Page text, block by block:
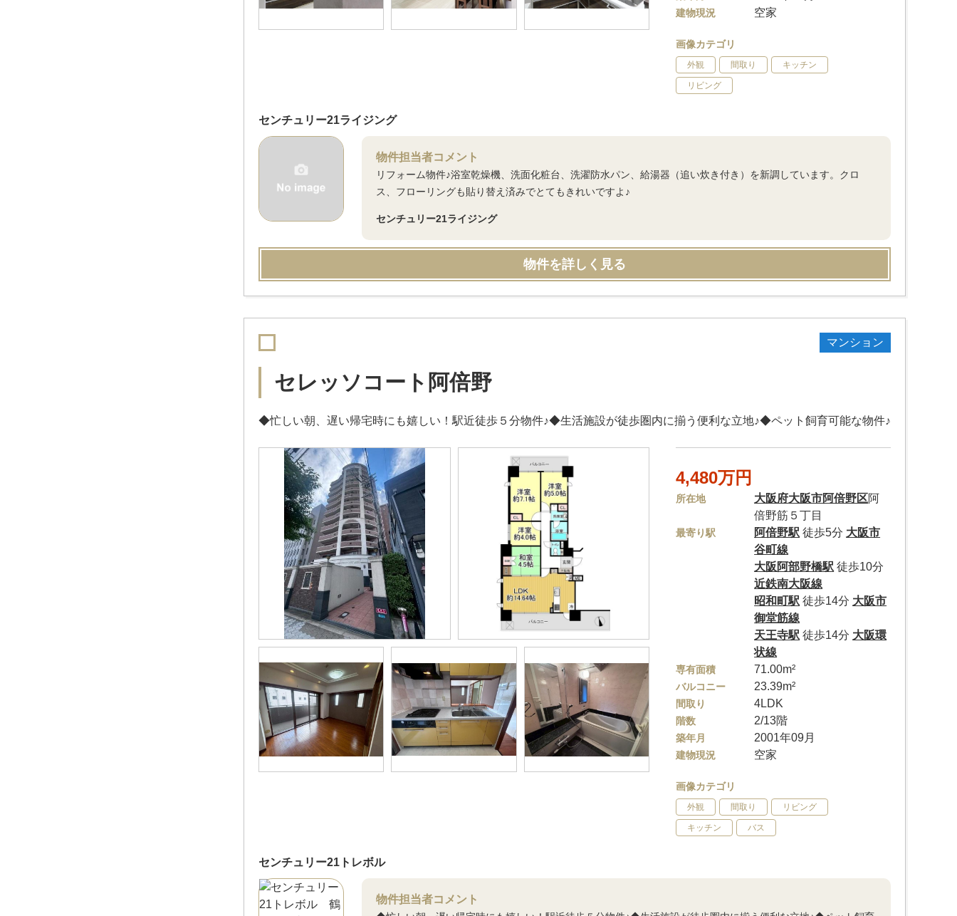
建物現況 空家
画像カテゴリ
外観 間取り キッチン
リビング
センチュリー21ライジング
物件担当者コメント
リフォーム物件♪浴室乾燥機、洗面化粧台、洗濯防水パン、給湯器（追い炊き付き）を新調しています。クロ
ス、フローリングも貼り替え済みでとてもきれいですよ♪
センチュリー21ライジング
物件を詳しく見る
マンション
セレッソコート阿倍野
◆忙しい朝、遅い帰宅時にも嬉しい！駅近徒歩５分物件♪◆生活施設が徒歩圏内に揃う便利な立地♪◆ペット飼育可能な物件♪
4,480万円
所在地 大阪府大阪市阿倍野区阿
倍野筋５丁目
最寄り駅 阿倍野駅 徒歩5分 大阪市
谷町線
大阪阿部野橋駅 徒歩10分
近鉄南大阪線
昭和町駅 徒歩14分 大阪市
御堂筋線
天王寺駅 徒歩14分 大阪環
状線
専有面積 71.00m²
バルコニー 23.39m²
間取り 4LDK
階数 2/13階
築年月 2001年09月
建物現況 空家
画像カテゴリ
外観 間取り リビング
キッチン バス
センチュリー21トレボル
物件担当者コメント